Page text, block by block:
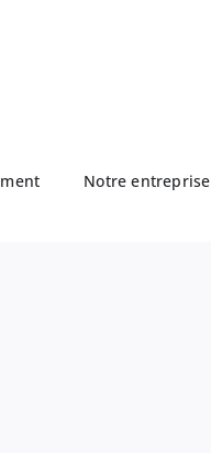
Notre entreprise